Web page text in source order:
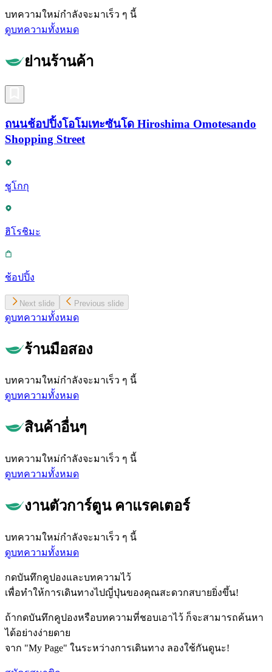
บทความใหม่กำลังจะมาเร็ว ๆ นี้
ดูบทความทั้งหมด
ย่านร้านค้า
ถนนช้อปปิ้งโอโมเทะซันโด Hiroshima Omotesando
Shopping Street
ชูโกกุ
ฮิโรชิมะ
ช้อปปิ้ง
Next slide Previous slide
ดูบทความทั้งหมด
ร้านมือสอง
บทความใหม่กำลังจะมาเร็ว ๆ นี้
ดูบทความทั้งหมด
สินค้าอื่นๆ
บทความใหม่กำลังจะมาเร็ว ๆ นี้
ดูบทความทั้งหมด
งานตัวการ์ตูน คาแรคเตอร์
บทความใหม่กำลังจะมาเร็ว ๆ นี้
ดูบทความทั้งหมด
กดบันทึกคูปองและบทความไว้
เพื่อทำให้การเดินทางไปญี่ปุ่นของคุณสะดวกสบายยิ่งขึ้น!
ถ้ากดบันทึกคูปองหรือบทความที่ชอบเอาไว้ ก็จะสามารถค้นหา
ได้อย่างง่ายดาย
จาก "My Page" ในระหว่างการเดินทาง ลองใช้กันดูนะ!